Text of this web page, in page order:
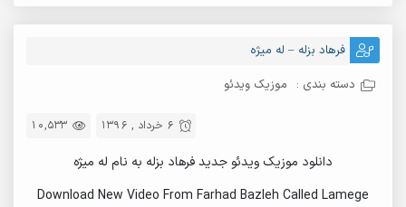
فرهاد بزله – له میژه
دسته بندی : موزیک ویدئو
10,533 6 خرداد , 1396
دانلود موزیک ویدئو جدید فرهاد بزله به نام له میژه
Download New Video From Farhad Bazleh Called Lamege